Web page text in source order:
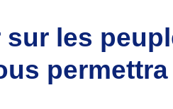
sur les
permettra